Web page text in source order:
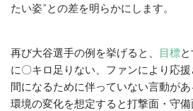
たい姿”との差を明らかにします。
再び大谷選手の例を挙げると、 目標
に〇キロ足りない、ファンにより応援
間になるために伴っていない言動が
環境の変化を想定すると打撃面・守